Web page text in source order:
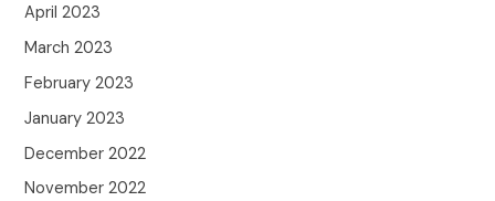
April 2023
March 2023
February 2023
January 2023
December 2022
November 2022